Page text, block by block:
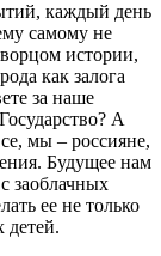
каждый день
самому не
истории,
как залога
за наше
А
мы – россияне,
Будущее нам
заоблачных
ее не только